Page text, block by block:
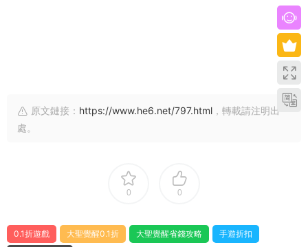
原文鏈接： https://www.he6.net/797.html ，轉載請注明出
處。
0 0
0.1折遊戲 大聖覺醒0.1折 大聖覺醒省錢攻略 手遊折扣